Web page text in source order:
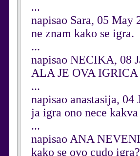
...
napisao Sara, 05 May
ne znam kako se igra.
...
napisao NECIKA, 08
ALA JE OVA
...
napisao anastasija, 04
ja igra ono nece
...
napisao ANA
kako se ovo cudo